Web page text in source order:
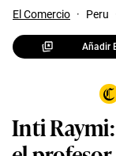
El Comercio · Peru
Añadir
Inti